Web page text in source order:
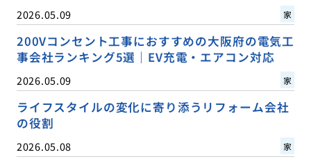
2026.05.09 家
200Vコンセント工事におすすめの大阪府の電気工
事会社ランキング5選｜EV充電・エアコン対応
2026.05.09 家
ライフスタイルの変化に寄り添うリフォーム会社
の役割
2026.05.08 家